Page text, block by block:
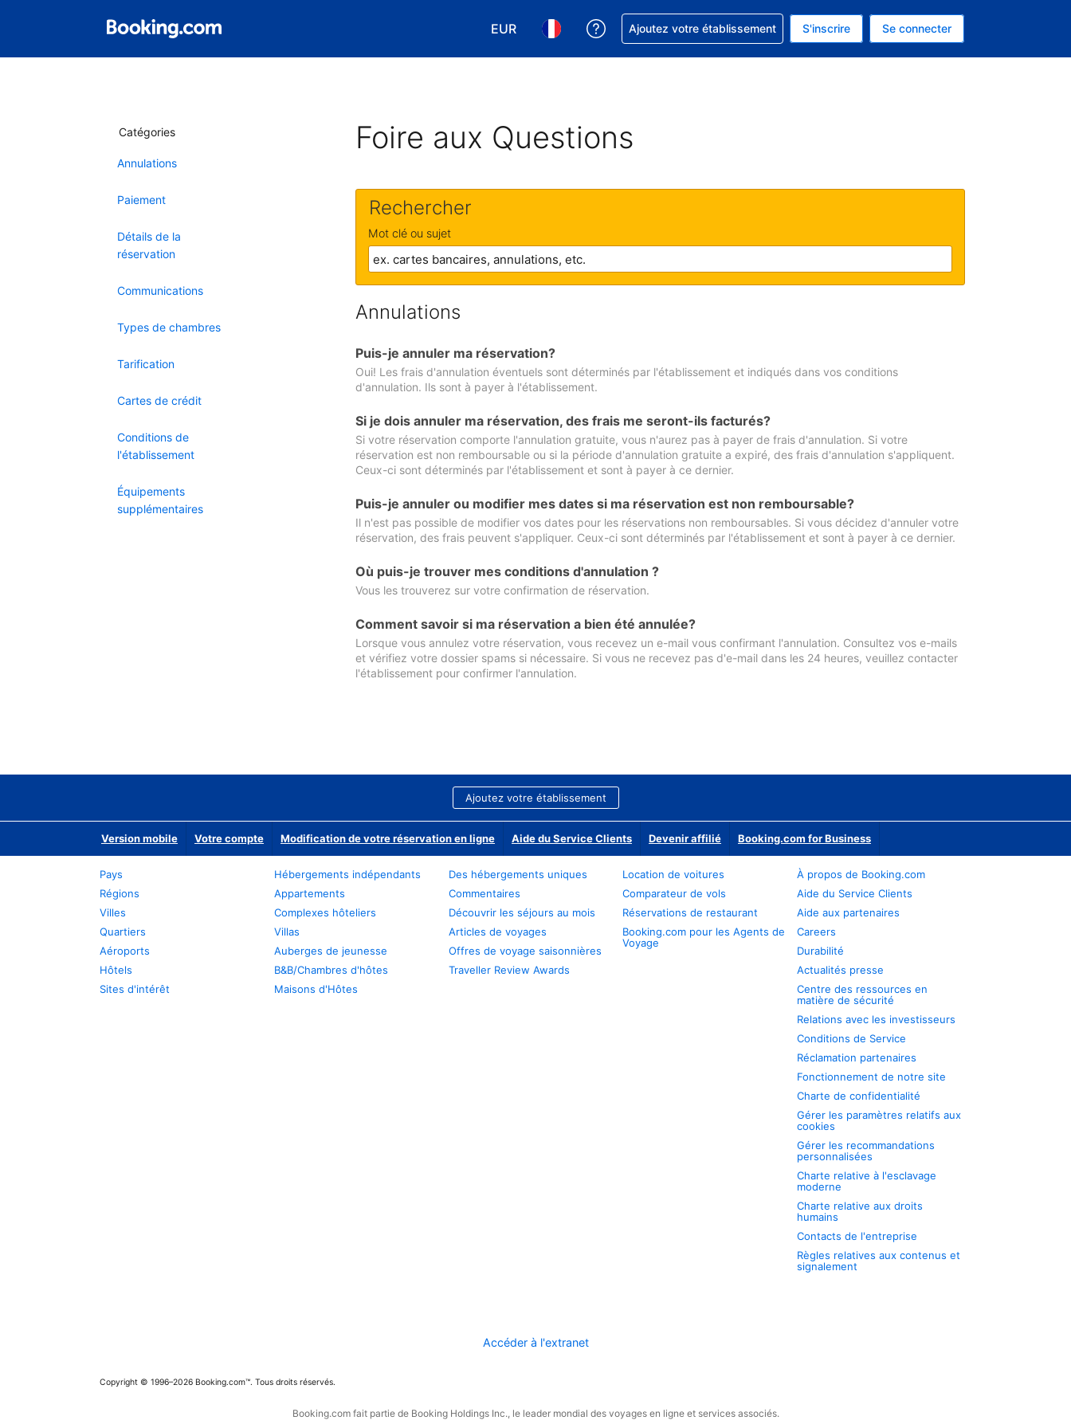
EUR
Choisissez votre devise. Votre devise actuelle est celle-ci : EUR.
Choisissez votre langue. Votre langue actuelle est celle-ci : Français.
Obtenez de l'aide concernant votre réservation
Ajoutez votre établissement S'inscrire Se connecter
Catégories
Annulations
Paiement
Détails de la
réservation
Communications
Types de chambres
Tarification
Cartes de crédit
Conditions de
l'établissement
Équipements
supplémentaires
Foire aux Questions
Rechercher
Mot clé ou sujet
Annulations
Puis-je annuler ma réservation?
Oui! Les frais d'annulation éventuels sont déterminés par l'établissement et indiqués dans vos conditions
d'annulation. Ils sont à payer à l'établissement.
Si je dois annuler ma réservation, des frais me seront-ils facturés?
Si votre réservation comporte l'annulation gratuite, vous n'aurez pas à payer de frais d'annulation. Si votre
réservation est non remboursable ou si la période d'annulation gratuite a expiré, des frais d'annulation s'appliquent.
Ceux-ci sont déterminés par l'établissement et sont à payer à ce dernier.
Puis-je annuler ou modifier mes dates si ma réservation est non remboursable?
Il n'est pas possible de modifier vos dates pour les réservations non remboursables. Si vous décidez d'annuler votre
réservation, des frais peuvent s'appliquer. Ceux-ci sont déterminés par l'établissement et sont à payer à ce dernier.
Où puis-je trouver mes conditions d'annulation ?
Vous les trouverez sur votre confirmation de réservation.
Comment savoir si ma réservation a bien été annulée?
Lorsque vous annulez votre réservation, vous recevez un e-mail vous confirmant l'annulation. Consultez vos e-mails
et vérifiez votre dossier spams si nécessaire. Si vous ne recevez pas d'e-mail dans les 24 heures, veuillez contacter
l'établissement pour confirmer l'annulation.
Ajoutez votre établissement
Version mobile Votre compte Modification de votre réservation en ligne Aide du Service Clients Devenir affilié Booking.com for Business
Pays
Régions
Villes
Quartiers
Aéroports
Hôtels
Sites d'intérêt
Hébergements indépendants
Appartements
Complexes hôteliers
Villas
Auberges de jeunesse
B&B/Chambres d'hôtes
Maisons d'Hôtes
Des hébergements uniques
Commentaires
Découvrir les séjours au mois
Articles de voyages
Offres de voyage saisonnières
Traveller Review Awards
Location de voitures
Comparateur de vols
Réservations de restaurant
Booking.com pour les Agents de
Voyage
À propos de Booking.com
Aide du Service Clients
Aide aux partenaires
Careers
Durabilité
Actualités presse
Centre des ressources en
matière de sécurité
Relations avec les investisseurs
Conditions de Service
Réclamation partenaires
Fonctionnement de notre site
Charte de confidentialité
Gérer les paramètres relatifs aux
cookies
Gérer les recommandations
personnalisées
Charte relative à l'esclavage
moderne
Charte relative aux droits
humains
Contacts de l'entreprise
Règles relatives aux contenus et
signalement
Accéder à l'extranet
Copyright © 1996–2026 Booking.com™. Tous droits réservés.
Booking.com fait partie de Booking Holdings Inc., le leader mondial des voyages en ligne et services associés.